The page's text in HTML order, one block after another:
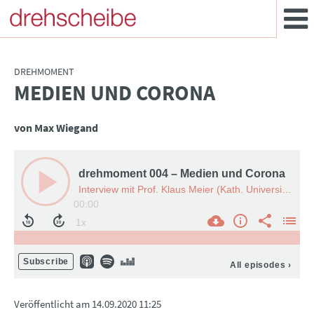
DREHMOMENT
:MEDIEN UND CORONA
von Max Wiegand
Veröffentlicht am 14.09.2020 11:25